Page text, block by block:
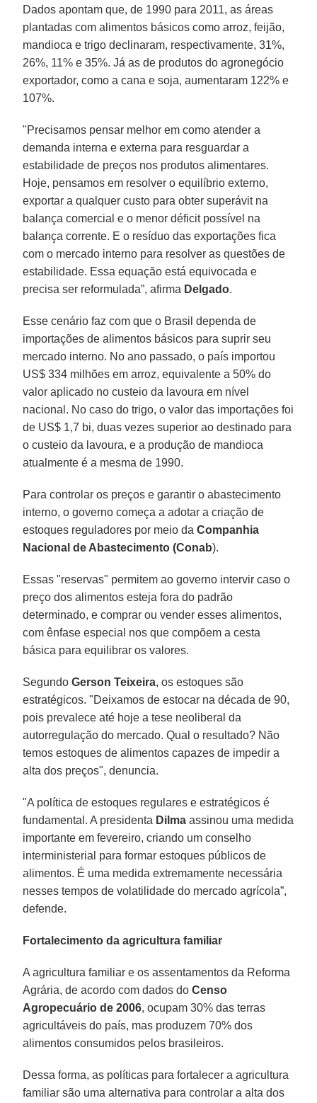
Dados apontam que, de 1990 para 2011, as áreas
plantadas com alimentos básicos como arroz, feijão,
mandioca e trigo declinaram, respectivamente, 31%,
26%, 11% e 35%. Já as de produtos do agronegócio
exportador, como a cana e soja, aumentaram 122% e
107%.
"Precisamos pensar melhor em como atender a
demanda interna e externa para resguardar a
estabilidade de preços nos produtos alimentares.
Hoje, pensamos em resolver o equilíbrio externo,
exportar a qualquer custo para obter superávit na
balança comercial e o menor déficit possível na
balança corrente. E o resíduo das exportações fica
com o mercado interno para resolver as questões de
estabilidade. Essa equação está equivocada e
precisa ser reformulada”, afirma Delgado.
Esse cenário faz com que o Brasil dependa de
importações de alimentos básicos para suprir seu
mercado interno. No ano passado, o país importou
US$ 334 milhões em arroz, equivalente a 50% do
valor aplicado no custeio da lavoura em nível
nacional. No caso do trigo, o valor das importações foi
de US$ 1,7 bi, duas vezes superior ao destinado para
o custeio da lavoura, e a produção de mandioca
atualmente é a mesma de 1990.
Para controlar os preços e garantir o abastecimento
interno, o governo começa a adotar a criação de
estoques reguladores por meio daCompanhia
Nacional de Abastecimento (Conab).
Essas "reservas" permitem ao governo intervir caso o
preço dos alimentos esteja fora do padrão
determinado, e comprar ou vender esses alimentos,
com ênfase especial nos que compõem a cesta
básica para equilibrar os valores.
SegundoGerson Teixeira, os estoques são
estratégicos. "Deixamos de estocar na década de 90,
pois prevalece até hoje a tese neoliberal da
autorregulação do mercado. Qual o resultado? Não
temos estoques de alimentos capazes de impedir a
alta dos preços", denuncia.
"A política de estoques regulares e estratégicos é
fundamental. A presidenta Dilma assinou uma medida
importante em fevereiro, criando um conselho
interministerial para formar estoques públicos de
alimentos. É uma medida extremamente necessária
nesses tempos de volatilidade do mercado agrícola”,
defende.
Fortalecimento da agricultura familiar
A agricultura familiar e os assentamentos da Reforma
Agrária, de acordo com dados doCenso
Agropecuário de 2006, ocupam 30% das terras
agricultáveis do país, mas produzem 70% dos
alimentos consumidos pelos brasileiros.
Dessa forma, as políticas para fortalecer a agricultura
familiar são uma alternativa para controlar a alta dos